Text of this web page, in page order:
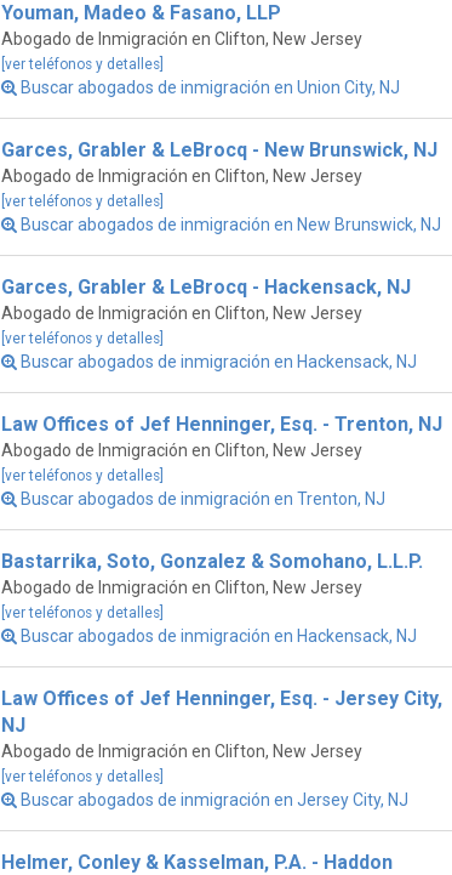
Youman, Madeo & Fasano, LLP
Abogado de Inmigración en Clifton, New Jersey
[ver teléfonos y detalles]
Buscar abogados de inmigración en Union City, NJ
Garces, Grabler & LeBrocq - New Brunswick, NJ
Abogado de Inmigración en Clifton, New Jersey
[ver teléfonos y detalles]
Buscar abogados de inmigración en New Brunswick, NJ
Garces, Grabler & LeBrocq - Hackensack, NJ
Abogado de Inmigración en Clifton, New Jersey
[ver teléfonos y detalles]
Buscar abogados de inmigración en Hackensack, NJ
Law Offices of Jef Henninger, Esq. - Trenton, NJ
Abogado de Inmigración en Clifton, New Jersey
[ver teléfonos y detalles]
Buscar abogados de inmigración en Trenton, NJ
Bastarrika, Soto, Gonzalez & Somohano, L.L.P.
Abogado de Inmigración en Clifton, New Jersey
[ver teléfonos y detalles]
Buscar abogados de inmigración en Hackensack, NJ
Law Offices of Jef Henninger, Esq. - Jersey City,
NJ
Abogado de Inmigración en Clifton, New Jersey
[ver teléfonos y detalles]
Buscar abogados de inmigración en Jersey City, NJ
Helmer, Conley & Kasselman, P.A. - Haddon